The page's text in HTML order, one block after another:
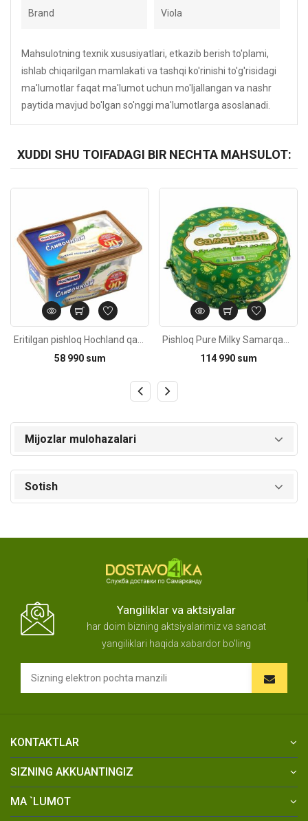
Brand Viola
Mahsulotning texnik xususiyatlari, etkazib berish to'plami,
ishlab chiqarilgan mamlakati va tashqi ko'rinishi to'g'risidagi
ma'lumotlar faqat ma'lumot uchun mo'ljallangan va nashr
paytida mavjud bo'lgan so'nggi ma'lumotlarga asoslanadi.
XUDDI SHU TOIFADAGI BIR NECHTA MAHSULOT:
58 990 sum
114 990 sum
Mijozlar mulohazalari
Sotish
Yangiliklar va aktsiyalar
har doim bizning aktsiyalarimiz va sanoat
yangiliklari haqida xabardor bo'ling
KONTAKTLAR
SIZNING AKKUANTINGIZ
MA `LUMOT